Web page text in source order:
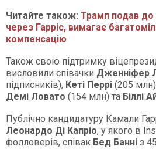
Читайте також: Трамп подав до
через Гарріс, вимагає
компенсацію
Також свою підтримку
висловили співачки Дженніфер
підписників), Кеті Перрі (205
Демі Ловато (154 млн) та Біллі
Публічно кандидатуру Камали
Леонардо Ді Капріо, у якого в
фолловерів, співак Бед Банні з